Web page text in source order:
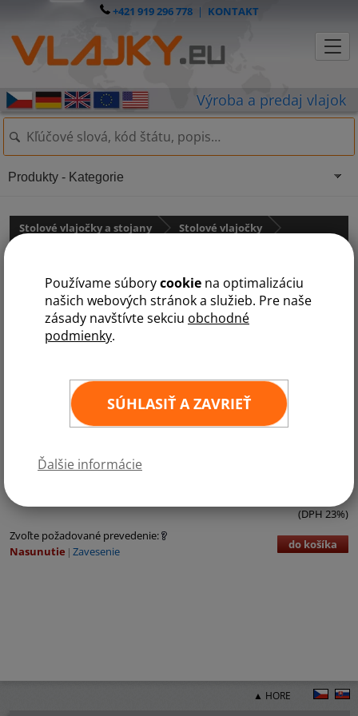
Používame súborycookie na optimalizáciu
našich webových stránok a služieb. Pre naše
zásady navštívte sekciu obchodné
podmienky.
SÚHLASIŤ A ZAVRIEŤ
Ďalšie informácie
+421 919 296 778| KONTAKT
Stolové vlajočky a stojany
Stolové vlajočky
Antigua a Barbuda
Kategórie:
(DPH 23%)
Zvoľte požadované prevedenie:
Nasunutie Zavesenie do košíka
Produkty - Kategorie
▲ HORE